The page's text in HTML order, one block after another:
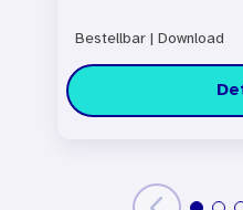
Bestellbar Download